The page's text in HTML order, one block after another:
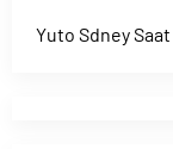
Yuto Sdney Saat